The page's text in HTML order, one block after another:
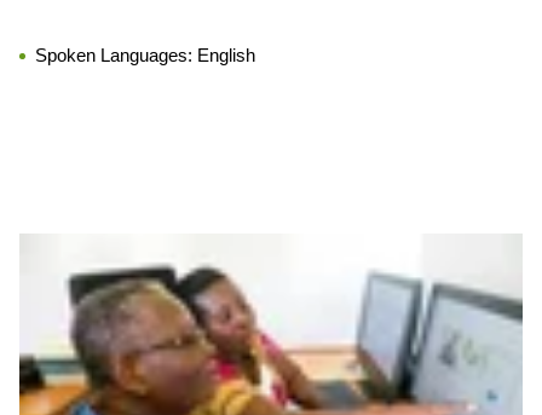
Spoken Languages: English